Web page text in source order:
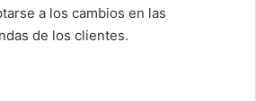
a los cambios en las
de los clientes.